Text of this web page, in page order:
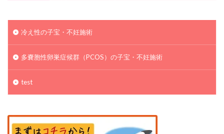
冷え性の子宝・不妊施術
多嚢胞性卵巣症候群（PCOS）の子宝・不妊施術
test